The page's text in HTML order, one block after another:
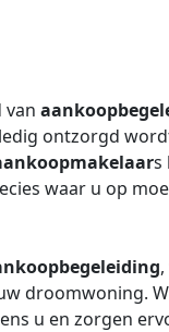
van
ontzorgd
s
waar u op
droomwoning.
u en zorgen